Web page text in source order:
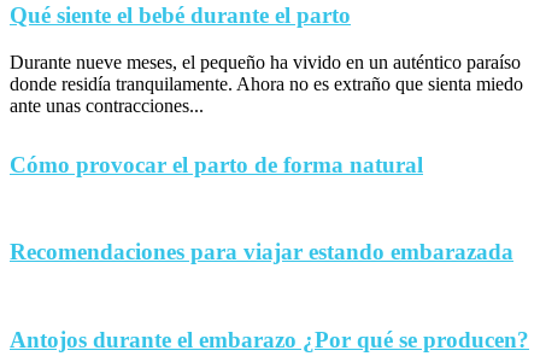
Qué siente el bebé durante el parto
Durante nueve meses, el pequeño ha vivido en un auténtico paraíso
donde residía tranquilamente. Ahora no es extraño que sienta miedo
ante unas contracciones...
Cómo provocar el parto de forma natural
Recomendaciones para viajar estando embarazada
Antojos durante el embarazo ¿Por qué se producen?